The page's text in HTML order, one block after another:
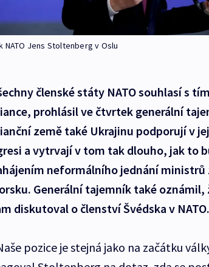
NATO Jens Stoltenberg v Oslu
členské státy NATO souhlasí s
prohlásil ve čtvrtek generální
země také Ukrajinu podporují v
a vytrvají v tom tak dlouho, jak to
neformálního jednání ministrů
Generální tajemník také oznámil,
diskutoval o členství Švédska v NATO.
pozice je stejná jako na začátku